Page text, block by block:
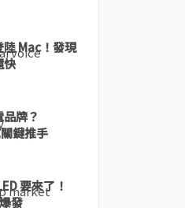
Mac！發現
快
牌？
鍵推手
要來了！
發